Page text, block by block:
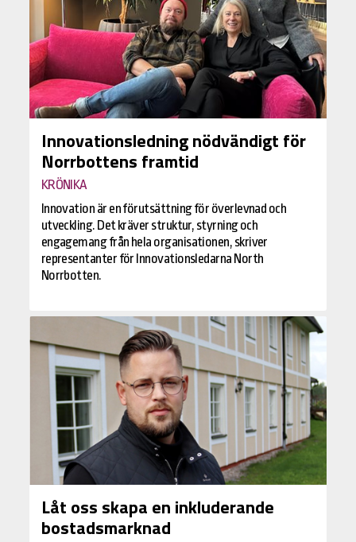
Innovationsledning nödvändigt för
Norrbottens framtid
KRÖNIKA
Innovation är en förutsättning för överlevnad och
utveckling. Det kräver struktur, styrning och
engagemang från hela organisationen, skriver
representanter för Innovationsledarna North
Norrbotten.
Låt oss skapa en inkluderande
bostadsmarknad